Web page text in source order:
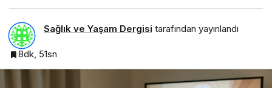
Sağlık ve Yaşam Dergisi tarafından yayınlandı
8dk, 51sn